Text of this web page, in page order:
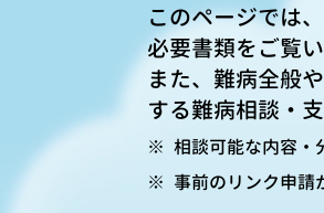
このページでは
必要書類をご覧
また、難病全般
する難病相談・
※ 相談可能な内容・
※ 事前のリンク申請